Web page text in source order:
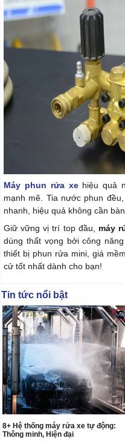
Máy phun rửa xehiệu quả
mạnh mẽ. Tia nước phun
nhanh, hiệu quả không cần
Giữ vững vị trí top đầu, máy
dùng thất vọng bởi công
thiết bị phun rửa mini, giá
cử tốt nhất dành cho bạn!
Tin tức nổi bật
8+ Hệ thống máy rửa xe tự động:
Thông minh, Hiện đại